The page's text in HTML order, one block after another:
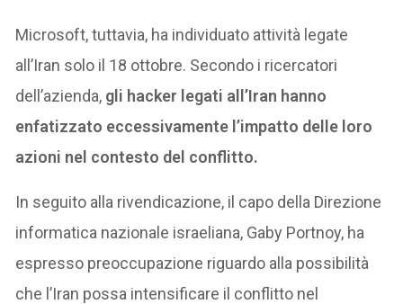
Microsoft, tuttavia, ha individuato attività legate
all’Iran solo il 18 ottobre. Secondo i ricercatori
dell’azienda, gli hacker legati all’Iran hanno
enfatizzato eccessivamente l’impatto delle loro
azioni nel contesto del conflitto.
In seguito alla rivendicazione, il capo della Direzione
informatica nazionale israeliana, Gaby Portnoy, ha
espresso preoccupazione riguardo alla possibilità
che l’Iran possa intensificare il conflitto nel